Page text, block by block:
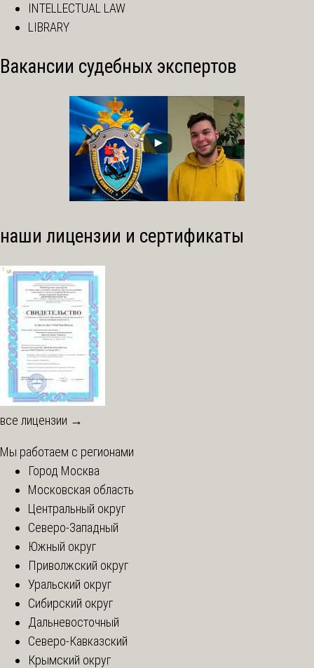
INTELLECTUAL LAW
LIBRARY
Вакансии судебных экспертов
наши лицензии и сертификаты
все лицензии →
Мы работаем с регионами
Город Москва
Московская область
Центральный округ
Северо-Западный
Южный округ
Приволжский округ
Уральский округ
Сибирский округ
Дальневосточный
Северо-Кавказский
Крымский округ